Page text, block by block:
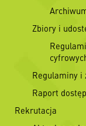
Zbiory i
Regulaminy i
Raport
Rekrutacja